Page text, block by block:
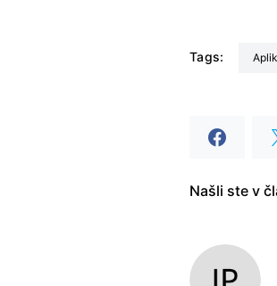
Tags:
Našli ste v